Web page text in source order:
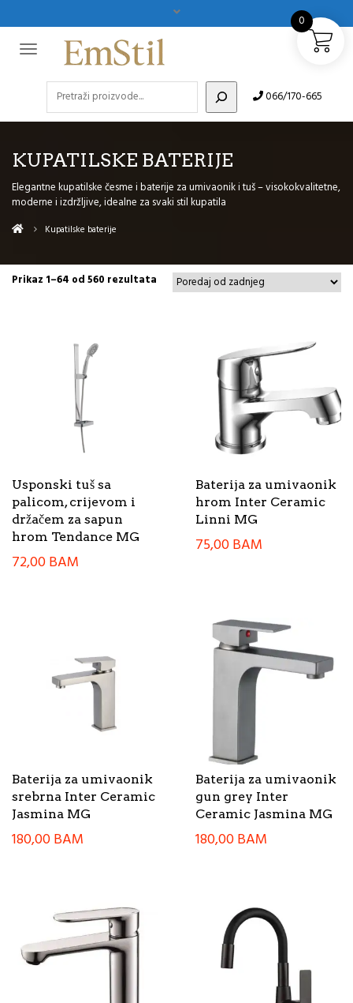
066/170-665
KUPATILSKE BATERIJE
Elegantne kupatilske česme i baterije za umivaonik i tuš – visokokvalitetne,
moderne i izdržljive, idealne za svaki stil kupatila
Kupatilske baterije
Prikaz 1–64 od 560 rezultata Sorted
Usponski tuš sa
palicom, crijevom i
držačem za sapun
hrom Tendance MG
72,00BAM
Baterija za umivaonik
hrom Inter Ceramic
Linni MG
75,00BAM
Baterija za umivaonik
srebrna Inter Ceramic
Jasmina MG
180,00BAM
Baterija za umivaonik
gun grey Inter
Ceramic Jasmina MG
180,00BAM
0